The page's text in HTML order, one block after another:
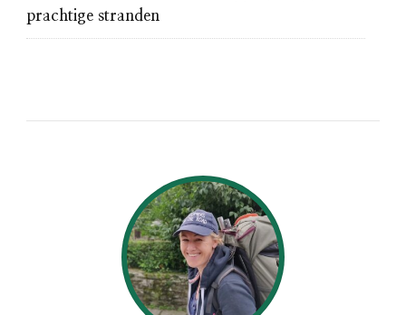
prachtige stranden